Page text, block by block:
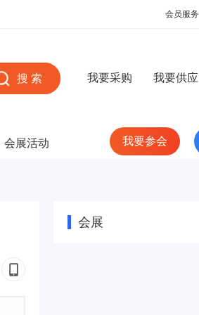
会员服务
我要采购 我要供应
会展活动 我要参会
会展